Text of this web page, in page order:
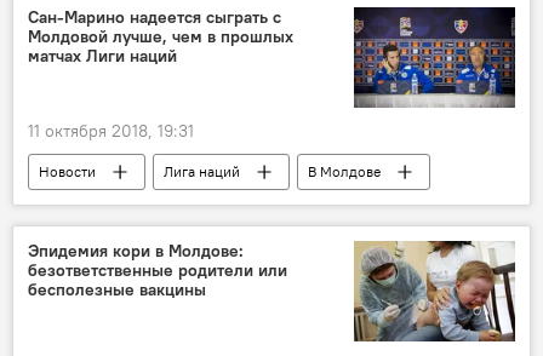
ракета
состояние здоровья
космонавты
посадка
Сан-Марино надеется сыграть с
Молдовой лучше, чем в прошлых
матчах Лиги наций
11 октября 2018, 19:31
Новости Лига наций
В Молдове
Спорт
Сан-Марино
сборная
матч
подготовка
Эпидемия кори в Молдове:
безответственные родители или
бесполезные вакцины